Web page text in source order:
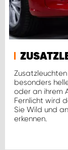
besonders
oder an ihrem
Fernlicht wird
Sie Wild und
erkennen.